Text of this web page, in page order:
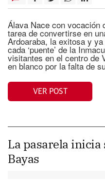
Álava Nace con vocación
tarea de convertirse en
Ardoaraba, la exitosa y
cada ‘puente’ de la
visitantes en el centro de
en blanco por la falta de
VER POST
La pasarela inicia
Bayas